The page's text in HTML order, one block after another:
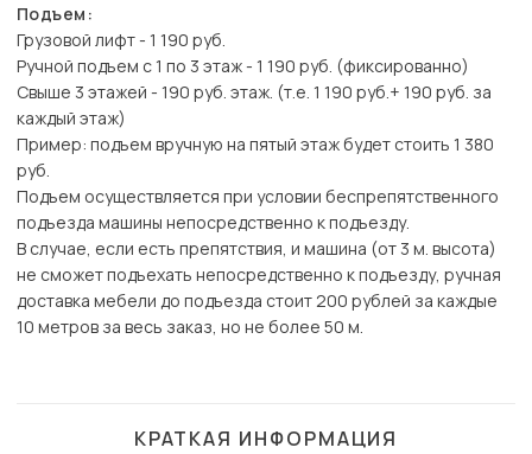
Подъем:
Грузовой лифт - 1 190 руб.
Ручной подъем с 1 по 3 этаж - 1 190 руб. (фиксированно)
Свыше 3 этажей - 190 руб. этаж. (т.е. 1 190 руб.+ 190 руб. за
каждый этаж)
Пример: подъем вручную на пятый этаж будет стоить 1 380
руб.
Подъем осуществляется при условии беспрепятственного
подъезда машины непосредственно к подъезду.
В случае, если есть препятствия, и машина (от 3 м. высота)
не сможет подъехать непосредственно к подъезду, ручная
доставка мебели до подъезда стоит 200 рублей за каждые
10 метров за весь заказ, но не более 50 м.
КРАТКАЯ ИНФОРМАЦИЯ